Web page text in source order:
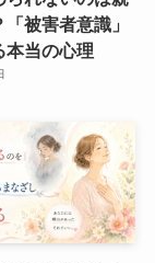
被害者意識」
本当の心理